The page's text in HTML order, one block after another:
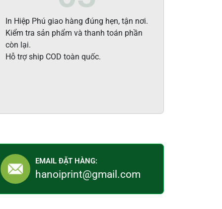
In Hiệp Phú giao hàng đúng hẹn, tận nơi.
Kiểm tra sản phẩm và thanh toán phần
còn lại.
Hỗ trợ ship COD toàn quốc.
EMAIL ĐẶT HÀNG:
hanoiprint@gmail.com